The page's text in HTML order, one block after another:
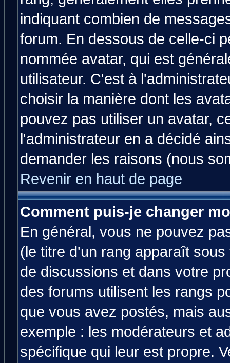
indiquant combien de
forum. En dessous de celle-ci
nommée avatar, qui est
utilisateur. C'est à
choisir la manière dont les
pouvez pas utiliser un avatar,
l'administrateur en a décidé
demander les raisons (nous
Revenir en haut de page
Comment puis-je changer
En général, vous ne pouvez
(le titre d'un rang apparaît
de discussions et dans votre
des forums utilisent les rangs
que vous avez postés, mais
exemple : les modérateurs et
spécifique qui leur est propre.